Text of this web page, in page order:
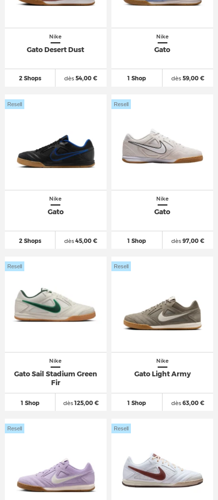
Nike
Gato Desert Dust
2 Shops dès 54,00 €
Nike
Gato
1 Shop dès59,00 €
Nike
Gato
2 Shops
Resell
dès 45,00 €
Nike
Gato
1 Shop
Resell
dès97,00 €
Nike
Gato Sail Stadium Green
Fir
1 Shop
Resell
dès125,00 €
Nike
Gato Light Army
1 Shop
Resell
dès63,00 €
Resell Resell